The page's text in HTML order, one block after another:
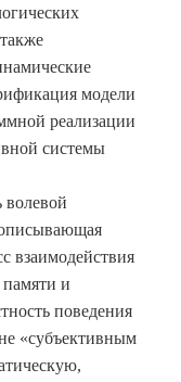
модели
реализации
системы
волевой
взаимодействия
и
поведения
«субъективным